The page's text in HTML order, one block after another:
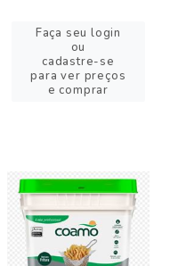
Faça seu login
ou
cadastre-se
para ver preços
e comprar